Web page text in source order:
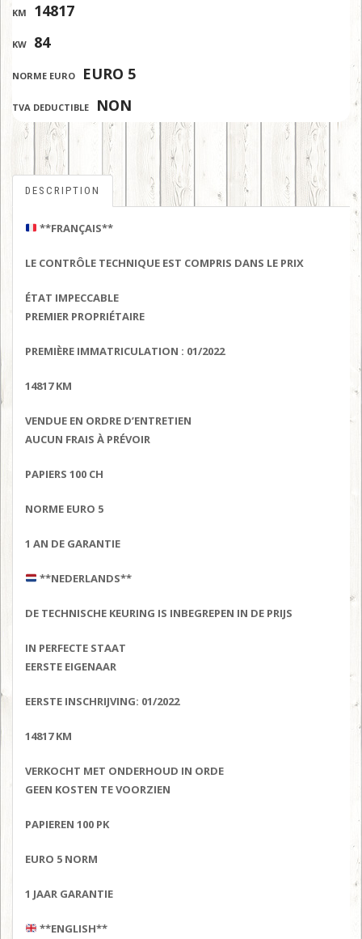
KM 14817
KW 84
NORME EURO EURO 5
TVA DEDUCTIBLE NON
DESCRIPTION
**FRANÇAIS**
LE CONTRÔLE TECHNIQUE EST COMPRIS DANS LE PRIX
ÉTAT IMPECCABLE
PREMIER PROPRIÉTAIRE
PREMIÈRE IMMATRICULATION : 01/2022
14817 KM
VENDUE EN ORDRE D’ENTRETIEN
AUCUN FRAIS À PRÉVOIR
PAPIERS 100 CH
NORME EURO 5
1 AN DE GARANTIE
**NEDERLANDS**
DE TECHNISCHE KEURING IS INBEGREPEN IN DE PRIJS
IN PERFECTE STAAT
EERSTE EIGENAAR
EERSTE INSCHRIJVING: 01/2022
14817 KM
VERKOCHT MET ONDERHOUD IN ORDE
GEEN KOSTEN TE VOORZIEN
PAPIEREN 100 PK
EURO 5 NORM
1 JAAR GARANTIE
**ENGLISH**